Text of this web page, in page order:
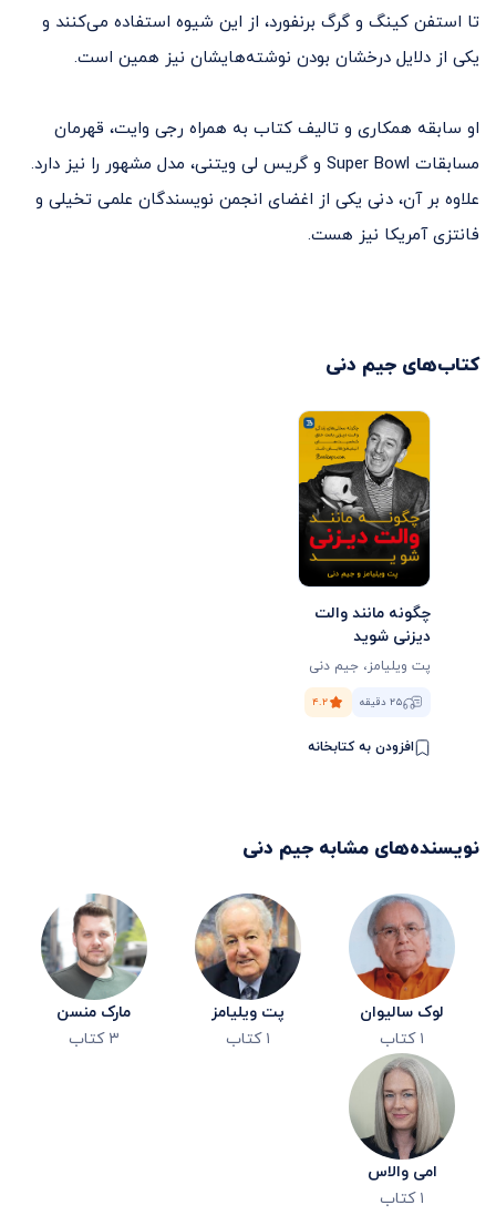
تا استفن کینگ و گرگ برنفورد، از این شیوه استفاده می‌کنند و
یکی از دلایل درخشان بودن نوشته‌هایشان نیز همین است.
او سابقه همکاری و تالیف کتاب به همراه رجی وایت، قهرمان
مسابقات Super Bowl و گریس لی ویتنی، مدل مشهور را نیز دارد.
علاوه بر آن، دنی یکی از اغضای انجمن نویسندگان علمی‌ تخیلی و
فانتزی آمریکا نیز هست.
کتاب‌های جیم دنی
چگونه مانند والت
دیزنی شوید
پت ویلیامز،جیم دنی
۲۵ دقیقه ۴.۲
افزودن به کتابخانه
نویسنده‌های مشابه جیم دنی
لوک سالیوان
۱ کتاب
پت ویلیامز
۱ کتاب
مارک منسن
۳ کتاب
امی والاس
۱ کتاب